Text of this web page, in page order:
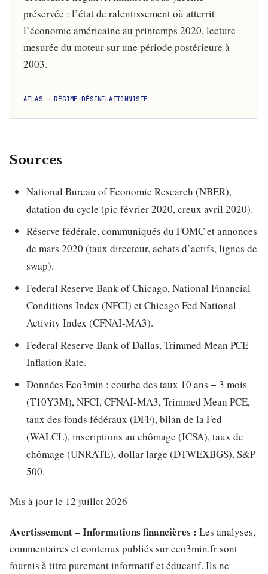
préservée : l’état de ralentissement où atterrit
l’économie américaine au printemps 2020, lecture
mesurée du moteur sur une période postérieure à
2003.
ATLAS — RÉGIME DÉSINFLATIONNISTE
Sources
National Bureau of Economic Research (NBER),
datation du cycle (pic février 2020, creux avril 2020).
Réserve fédérale, communiqués du FOMC et annonces
de mars 2020 (taux directeur, achats d’actifs, lignes de
swap).
Federal Reserve Bank of Chicago, National Financial
Conditions Index (NFCI) et Chicago Fed National
Activity Index (CFNAI-MA3).
Federal Reserve Bank of Dallas, Trimmed Mean PCE
Inflation Rate.
Données Eco3min : courbe des taux 10 ans − 3 mois
(T10Y3M), NFCI, CFNAI-MA3, Trimmed Mean PCE,
taux des fonds fédéraux (DFF), bilan de la Fed
(WALCL), inscriptions au chômage (ICSA), taux de
chômage (UNRATE), dollar large (DTWEXBGS), S&P
500.
Mis à jour le 12 juillet 2026
Avertissement – Informations financières : Les analyses,
commentaires et contenus publiés sur eco3min.fr sont
fournis à titre purement informatif et éducatif. Ils ne